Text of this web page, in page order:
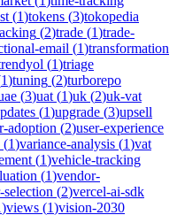
(1)tokens (3)tokopedia
(2)trade (1)trade-
email (1)transformation
(1)triage
1)tuning (2)turborepo
(3)uat (1)uk (2)uk-vat
(1)upgrade (3)upsell
adoption (2)user-experience
(1)variance-analysis (1)vat
(1)vehicle-tracking
(1)vendor-
selection (2)vercel-ai-sdk
)views (1)vision-2030